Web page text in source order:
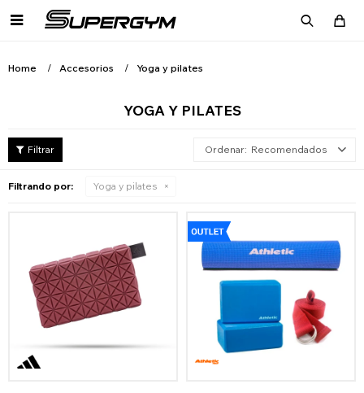

Home Accesorios Yoga y pilates
YOGA Y PILATES
Recomendados
Filtrando por: Yoga y pilates